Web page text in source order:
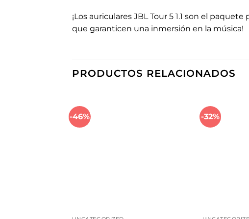
¡Los auriculares JBL Tour 5 1.1 son el
que garanticen una inmersión en la música!
PRODUCTOS RELACIONADOS
-46% -32%